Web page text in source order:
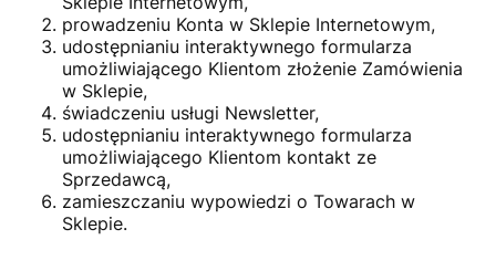
prowadzeniu Konta w Sklepie Internetowym,
udostępnianiu interaktywnego formularza
umożliwiającego Klientom złożenie Zamówienia
w Sklepie,
świadczeniu usługi Newsletter,
udostępnianiu interaktywnego formularza
umożliwiającego Klientom kontakt ze
Sprzedawcą,
zamieszczaniu wypowiedzi o Towarach w
Sklepie.